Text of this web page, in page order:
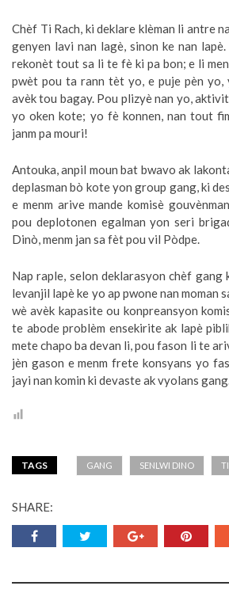
Chèf Ti Rach, ki deklare klèman li antre
genyen lavi nan lagè, sinon ke nan
rekonèt tout sa li te fè ki pa bon; e li
pwèt pou ta rann tèt yo, e puje pèn
avèk tou bagay. Pou plizyè nan yo,
yo oken kote; yo fè konnen, nan tout
janm pa mouri!
Antouka, anpil moun bat bwavo ak
deplasman bò kote yon group gang, ki
e menm arive mande komisè
pou deplotonen egalman yon seri
Dinò, menm jan sa fèt pou vil Pòdpe.
Nap raple, selon deklarasyon chèf gang
levanjil lapè ke yo ap pwone nan moman
wè avèk kapasite ou konpreansyon
te abode problèm ensekirite ak lapè
mete chapo ba devan li, pou fason li te
jèn gason e menm frete konsyans yo
jayi nan komin ki devaste ak vyolans
TAGS GANG SENLWI DINO
SHARE: